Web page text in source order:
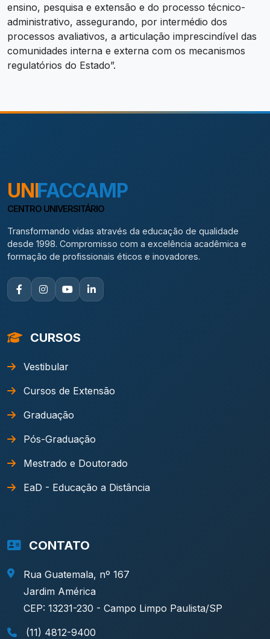
ensino, pesquisa e extensão e do processo técnico-
administrativo, assegurando, por intermédio dos
processos avaliativos, a articulação imprescindível das
comunidades interna e externa com os mecanismos
regulatórios do Estado”.
UNIFACCAMP
CENTRO UNIVERSITÁRIO
Transformando vidas através da educação de qualidade
desde 1998. Compromisso com a excelência acadêmica e
formação de profissionais éticos e inovadores.
CURSOS
Vestibular
Cursos de Extensão
Graduação
Pós-Graduação
Mestrado e Doutorado
EaD - Educação a Distância
CONTATO
Rua Guatemala, nº 167
Jardim América
CEP: 13231-230 - Campo Limpo Paulista/SP
(11) 4812-9400